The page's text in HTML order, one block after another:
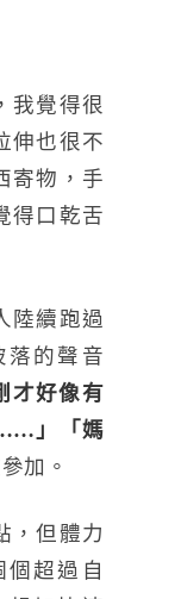
我覺得很
伸也很不
寄物，手
得口乾舌
陸續跑過
落的聲音
才好像有
」「媽
加。
，但體力
超過自